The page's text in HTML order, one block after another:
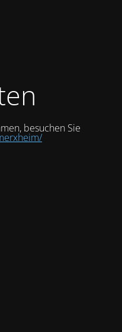
besuchen Sie